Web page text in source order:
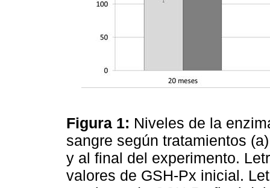
Figura 1: Niveles de la
sangre según tratamientos
y al final del experimento.
valores de GSH-Px inicial.